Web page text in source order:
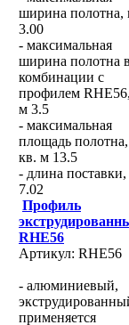
ширина полотна,
3.00
- максимальная
ширина полотна
комбинации с
профилем
м 3.5
- максимальная
площадь полотна,
кв. м 13.5
- длина
7.02
Профиль
RHE56
Артикул: RHE56
- алюминиевый,
применяется